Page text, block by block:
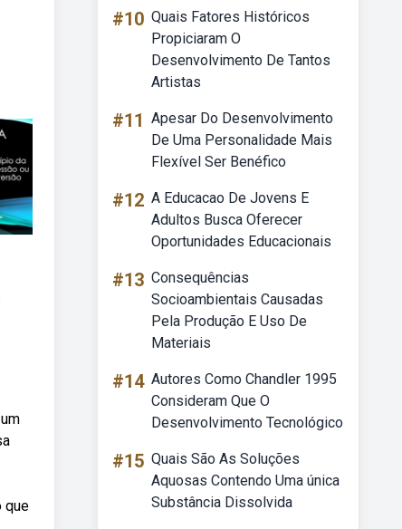
que
#10 Quais Fatores Históricos
Propiciaram O
Desenvolvimento De Tantos
Artistas
#11 Apesar Do Desenvolvimento
De Uma Personalidade Mais
Flexível Ser Benéfico
#12 A Educacao De Jovens E
Adultos Busca Oferecer
Oportunidades Educacionais
#13 Consequências
Socioambientais Causadas
Pela Produção E Uso De
Materiais
#14 Autores Como Chandler 1995
Consideram Que O
Desenvolvimento Tecnológico
#15 Quais São As Soluções
Aquosas Contendo Uma única
Substância Dissolvida